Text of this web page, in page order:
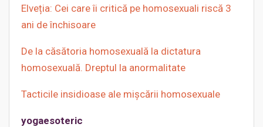
Elveția: Cei care îi critică pe homosexuali riscă 3
ani de închisoare
De la căsătoria homosexuală la dictatura
homosexuală. Dreptul la anormalitate
Tacticile insidioase ale mişcării homosexuale
yogaesoteric